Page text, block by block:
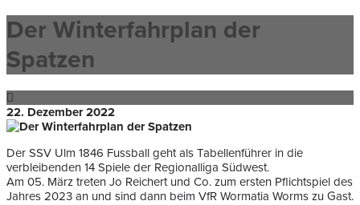
Der Winterfahrplan der
Spatzen
22. Dezember 2022
Der SSV Ulm 1846 Fussball geht als Tabellenführer in die
verbleibenden 14 Spiele der Regionalliga Südwest.
Am 05. März treten Jo Reichert und Co. zum ersten Pflichtspiel des
Jahres 2023 an und sind dann beim VfR Wormatia Worms zu Gast.